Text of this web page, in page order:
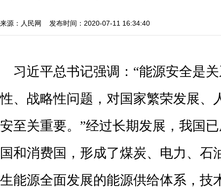
来源：人民网 发布时间：2020-07-11 16:34:40
习近平总书记强调：“能源安全是
性、战略性问题，对国家繁荣发展、
安至关重要。”经过长期发展，我国
国和消费国，形成了煤炭、电力、石
生能源全面发展的能源供给体系，技